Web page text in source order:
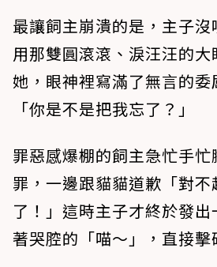
最讓飼主崩潰的是，主子
用那雙圓滾滾、淚汪汪的大
她，眼神裡寫滿了無言的
「你是不是把我忘了？」
罪惡感爆棚的飼主急忙手
罪，一邊跟貓貓道歉「對不
了！」這時主子才終於發
著哭腔的「喵～」，直接擊